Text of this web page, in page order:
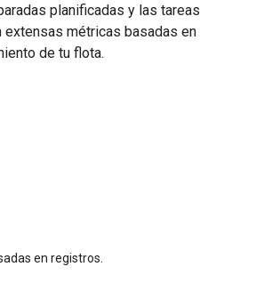
planificadas y las tareas
métricas basadas en
de tu flota.
en registros.